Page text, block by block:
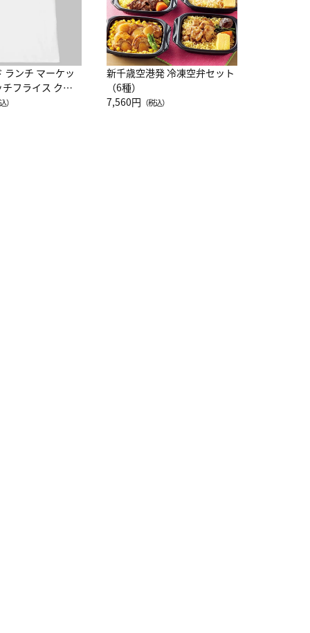
ランチ マーケッ
チフライス クル
半袖Ｔシャツ
）
新千歳空港発 冷凍空弁セット
（6種）
7,560円 （税込）